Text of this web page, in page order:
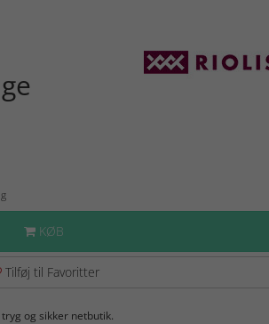
KØB
Tilføj til Favoritter
og sikker netbutik.